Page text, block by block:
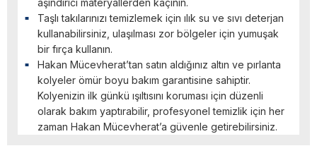
aşındırıcı materyallerden kaçının.
Taşlı takılarınızı temizlemek için ılık su ve sıvı deterjan
kullanabilirsiniz, ulaşılması zor bölgeler için yumuşak
bir fırça kullanın.
Hakan Mücevherat’tan satın aldığınız altın ve pırlanta
kolyeler ömür boyu bakım garantisine sahiptir.
Kolyenizin ilk günkü ışıltısını koruması için düzenli
olarak bakım yaptırabilir, profesyonel temizlik için her
zaman Hakan Mücevherat’a güvenle getirebilirsiniz.